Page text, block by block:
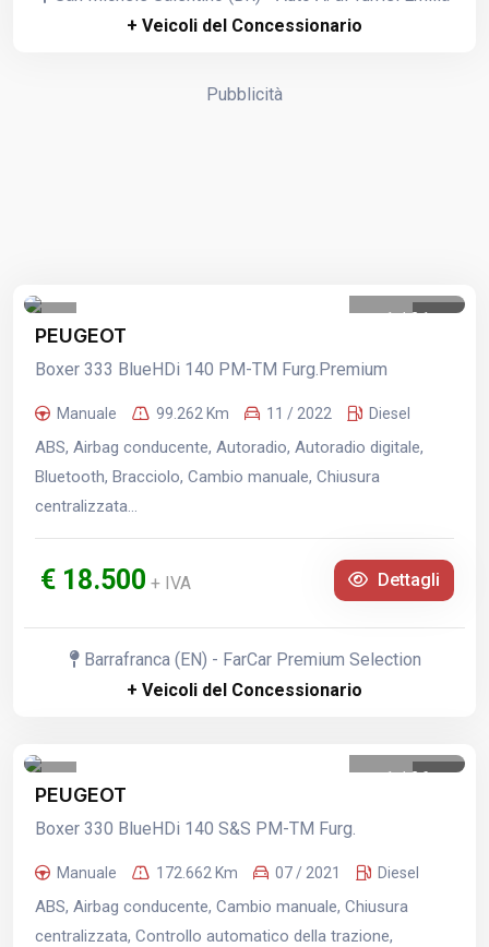
+ Veicoli del Concessionario
Pubblicità
1 /21
PEUGEOT
Boxer 333 BlueHDi 140 PM-TM Furg.Premium
Manuale 99.262 Km 11 / 2022 Diesel
ABS, Airbag conducente, Autoradio, Autoradio digitale,
Bluetooth, Bracciolo, Cambio manuale, Chiusura
centralizzata...
€ 18.500 + IVA Dettagli
Barrafranca (EN) - FarCar Premium Selection
+ Veicoli del Concessionario
1 /26
PEUGEOT
Boxer 330 BlueHDi 140 S&S PM-TM Furg.
Manuale 172.662 Km 07 / 2021 Diesel
ABS, Airbag conducente, Cambio manuale, Chiusura
centralizzata, Controllo automatico della trazione,